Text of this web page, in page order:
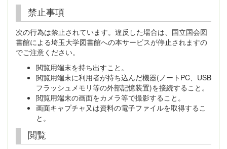
禁止事項
次の行為は禁止されています。違反した場合は、国立国会図
書館による埼玉大学図書館への本サービスが停止されますの
でご注意ください。
閲覧用端末を持ち出すこと。
閲覧用端末に利用者が持ち込んだ機器(ノートPC、USB
フラッシュメモリ等の外部記憶装置)を接続すること。
閲覧用端末の画面をカメラ等で撮影すること。
画面キャプチャ又は資料の電子ファイルを取得するこ
と。
閲覧